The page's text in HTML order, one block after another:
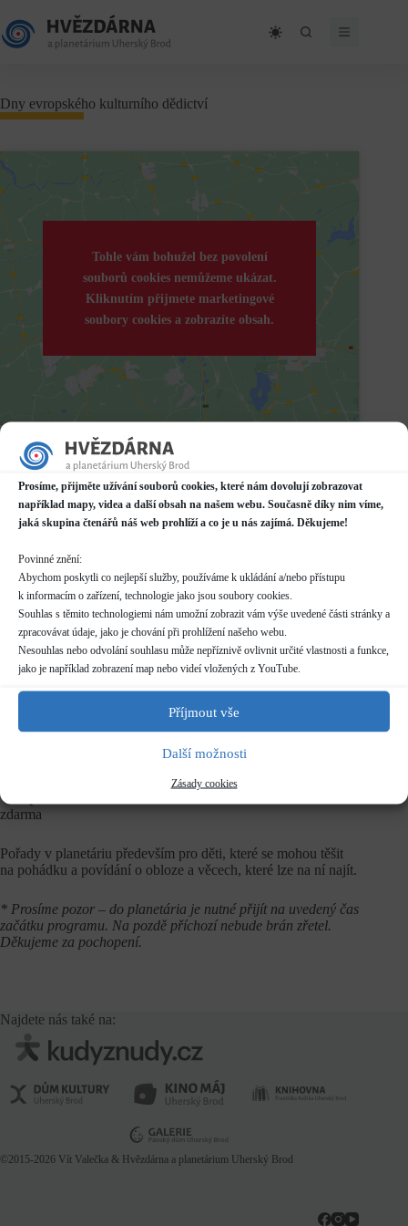
Prosíme, přijměte užívání souborů cookies, které nám dovolují zobrazovat
například mapy, videa a další obsah na našem webu. Současně díky nim víme,
jaká skupina čtenářů náš web prohlíží a co je u nás zajímá. Děkujeme!
Povinné znění:
Abychom poskytli co nejlepší služby, používáme k ukládání a/nebo přístupu
k informacím o zařízení, technologie jako jsou soubory cookies.
Souhlas s těmito technologiemi nám umožní zobrazit vám výše uvedené části stránky a
zpracovávat údaje, jako je chování při prohlížení našeho webu.
Nesouhlas nebo odvolání souhlasu může nepříznivě ovlivnit určité vlastnosti a funkce,
jako je například zobrazení map nebo videí vložených z YouTube.
Příjmout vše
Další možnosti
Zásady cookies
to
content
Dny evropského kulturního dědictví
Tohle vám bohužel bez povolení
souborů cookies nemůžeme ukázat.
Kliknutím přijmete marketingové
soubory cookies a zobrazíte obsah.
Datum / čas
22.09.2024
15:30 - 16:30*
Místo konání
Mariánské náměstí 2187, Uherský Brod
Další informace o dostupnosti a parkování
Kategorie
Pravidelné akce
Rezervace
Vstupné
zdarma
Pořady v planetáriu především pro děti, které se mohou těšit
na pohádku a povídání o obloze a věcech, které lze na ní najít.
* Prosíme pozor – do planetária je nutné přijít na uvedený čas
začátku programu. Na pozdě příchozí nebude brán zřetel.
Děkujeme za pochopení.
Najdete nás také na:
©2015-2026 Vít Valečka & Hvězdárna a planetárium Uherský Brod